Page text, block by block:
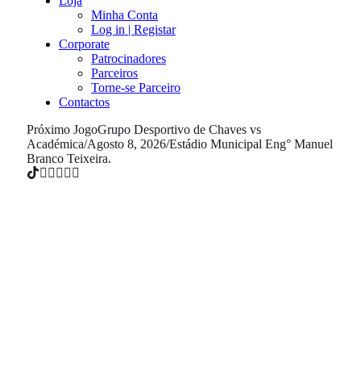
Minha Conta
Log in | Registar
Corporate
Patrocinadores
Parceiros
Torne-se Parceiro
Contactos
Próximo JogoGrupo Desportivo de Chaves vs
Académica/Agosto 8, 2026/Estádio Municipal Eng° Manuel
Branco Teixeira.